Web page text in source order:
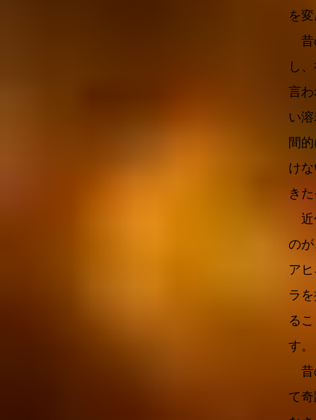
を
昔
し
言
い
間
け
き
近
の
ア
ラ
る
す。
昔
て